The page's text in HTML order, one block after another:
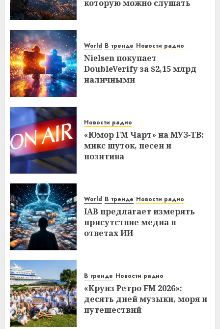
которую можно слушать
World В тренде Новости радио
Nielsen покупает
DoubleVerify за $2,15 млрд
наличными
Новости радио
«Юмор FM Чарт» на МУЗ‑ТВ:
микс шуток, песен и
позитива
World В тренде Новости радио
IAB предлагает измерять
присутствие медиа в
ответах ИИ
В тренде Новости радио
«Круиз Ретро FM 2026»:
десять дней музыки, моря и
путешествий